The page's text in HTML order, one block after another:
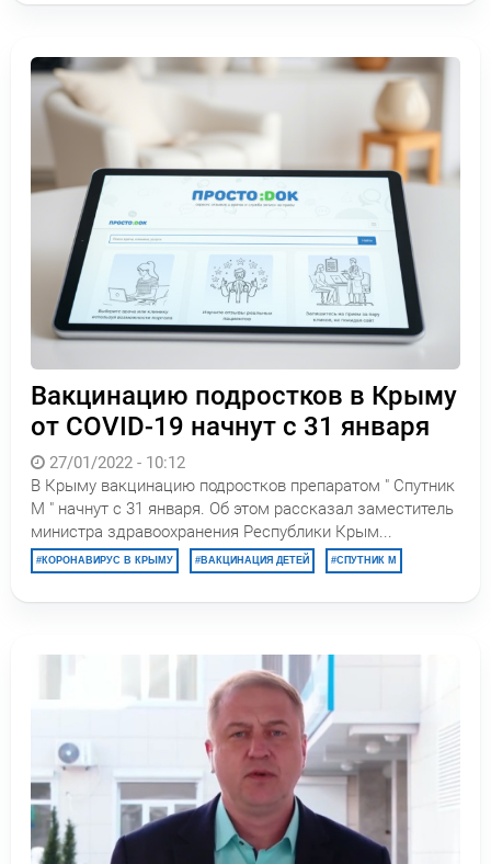
Вакцинацию подростков в Крыму
от COVID-19 начнут с 31 января
27/01/2022 - 10:12
В Крыму вакцинацию подростков препаратом " Спутник
М " начнут с 31 января. Об этом рассказал заместитель
министра здравоохранения Республики Крым...
КОРОНАВИРУС В КРЫМУ ВАКЦИНАЦИЯ ДЕТЕЙ СПУТНИК М